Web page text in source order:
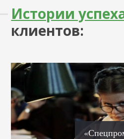
Истории
клиентов: